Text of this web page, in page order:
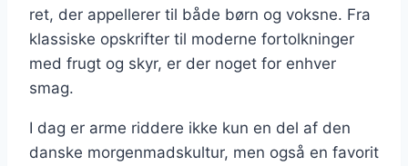
ret, der appellerer til både børn og voksne. Fra
klassiske opskrifter til moderne fortolkninger
med frugt og skyr, er der noget for enhver
smag.
I dag er arme riddere ikke kun en del af den
danske morgenmadskultur, men også en favorit